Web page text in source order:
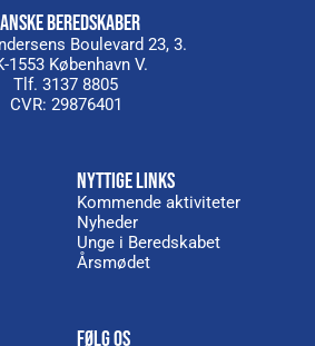
BEREDSKABER
Boulevard 23, 3.
1553 København V.
Tlf. 3137 8805
CVR: 29876401
NYTTIGE LINKS
Kommende aktiviteter
Nyheder
Unge i Beredskabet
Årsmødet
FØLG OS